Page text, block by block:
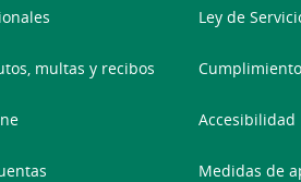
multas y recibos
Ley de
Accesibilidad
Medidas de